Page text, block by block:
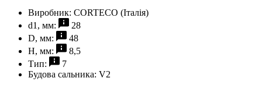
Виробник: CORTECO (Італія)
d1, мм:
28
D, мм:
48
H, мм:
8,5
Тип:
7
Будова сальника: V2